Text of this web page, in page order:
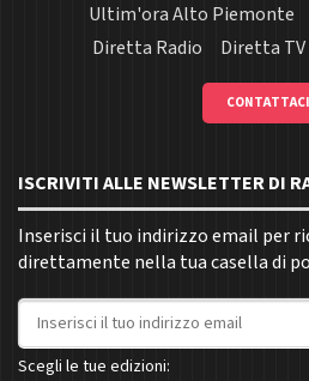
Ultim'ora Alto Piemonte
Diretta Radio
Diretta TV
CONTATTACI
ISCRIVITI ALLE NEWSLETTER DI
Inserisci il tuo indirizzo email per
direttamente nella tua casella di
Indirizzo email
Scegli le tue edizioni: